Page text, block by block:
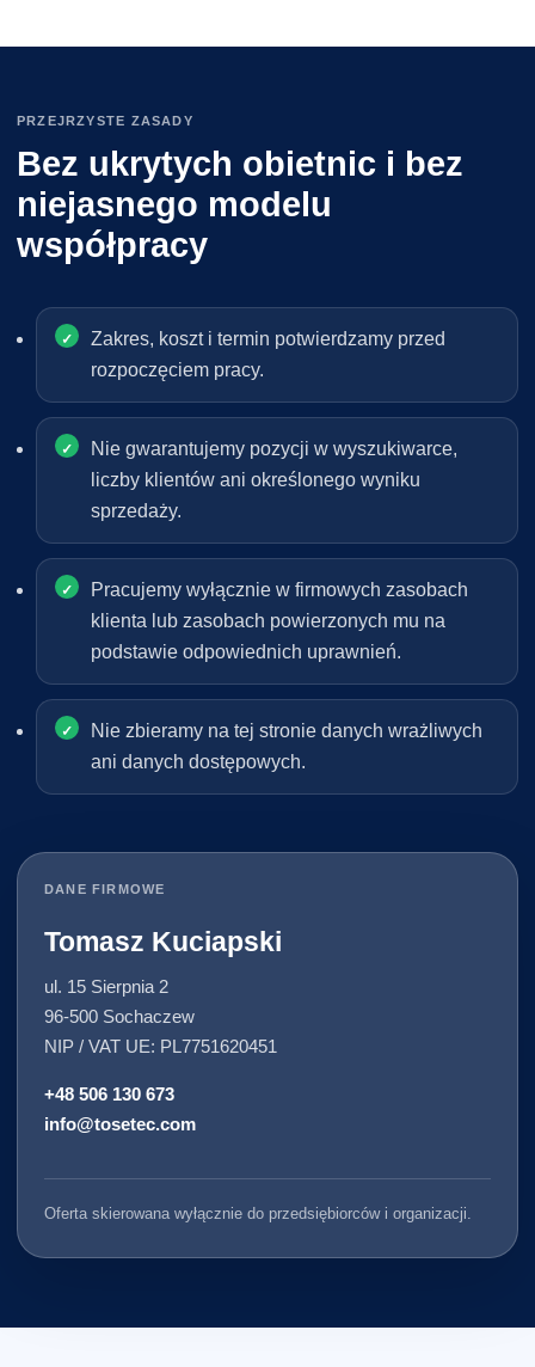
PRZEJRZYSTE ZASADY
Bez ukrytych obietnic i bez
niejasnego modelu
współpracy
Zakres, koszt i termin potwierdzamy przed
rozpoczęciem pracy.
Nie gwarantujemy pozycji w wyszukiwarce,
liczby klientów ani określonego wyniku
sprzedaży.
Pracujemy wyłącznie w firmowych zasobach
klienta lub zasobach powierzonych mu na
podstawie odpowiednich uprawnień.
Nie zbieramy na tej stronie danych wrażliwych
ani danych dostępowych.
DANE FIRMOWE
Tomasz Kuciapski
ul. 15 Sierpnia 2
96-500 Sochaczew
NIP / VAT UE: PL7751620451
+48 506 130 673
info@tosetec.com
Oferta skierowana wyłącznie do przedsiębiorców i organizacji.